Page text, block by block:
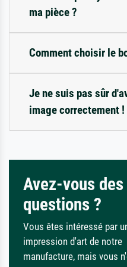
ma pièce ?
Comment choisir le
Je ne suis pas sûr
image correctement !
Avez-vous des
questions ?
Vous êtes intéressé par
impression d'art de notre
manufacture, mais vous